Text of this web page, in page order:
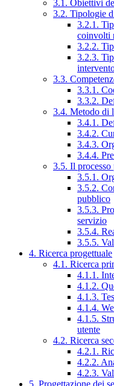
3.1. Obiettivi
3.2. Tipologie
3.2.1.
coinvolti
3.2.2.
3.2.3.
3.3.
3.3.1.
3.3.2.
3.4. Metodo di
3.4.1.
3.4.2.
3.4.3.
3.4.4.
3.5. Il processo
3.5.1.
3.5.2.
pubblico
3.5.3.
servizio
3.5.4.
3.5.5.
4. Ricerca progettuale
4.1. Ricerca
4.1.1.
4.1.2.
4.1.3.
4.1.4.
4.1.5.
utente
4.2. Ricerca
4.2.1.
4.2.2.
4.2.3.
5. Progettazione dei